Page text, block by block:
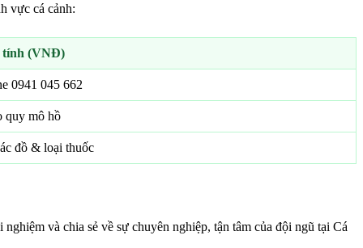
vực cá cảnh:
tính (VNĐ)
0941 045 662
quy mô hồ
đồ & loại thuốc
và chia sẻ về sự chuyên nghiệp, tận tâm của đội ngũ tại Cá